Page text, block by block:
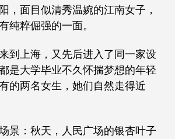
的
东
质
的
首
饰
，面目似清秀温婉的江南女子，
纯粹倔强的一面。
到上海，又先后进入了同一家设
是大学毕业不久怀揣梦想的年轻
的两名女生，她们自然走得近
景：秋天，人民广场的银杏叶子